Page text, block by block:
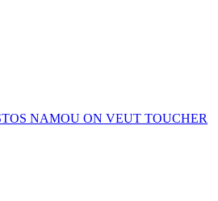
NAMOU ON VEUT TOUCHER